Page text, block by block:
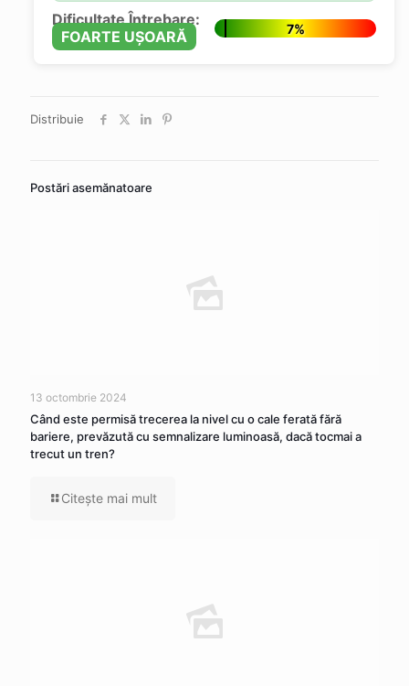
Dificultate Întrebare:
FOARTE UȘOARĂ
7%
Distribuie
Postări asemănatoare
13 octombrie 2024
Când este permisă trecerea la nivel cu o cale ferată fără
bariere, prevăzută cu semnalizare luminoasă, dacă tocmai a
trecut un tren?
Citeşte mai mult